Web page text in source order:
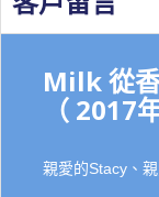
Milk 從
（ 2017
親愛的Stacy、